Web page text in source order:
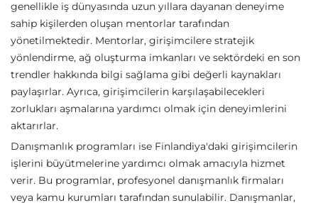
genellikle iş dünyasında uzun yıllara dayanan deneyime
sahip kişilerden oluşan mentorlar tarafından
yönetilmektedir. Mentorlar, girişimcilere stratejik
yönlendirme, ağ oluşturma imkanları ve sektördeki en son
trendler hakkında bilgi sağlama gibi değerli kaynakları
paylaşırlar. Ayrıca, girişimcilerin karşılaşabilecekleri
zorlukları aşmalarına yardımcı olmak için deneyimlerini
aktarırlar.
Danışmanlık programları ise Finlandiya'daki girişimcilerin
işlerini büyütmelerine yardımcı olmak amacıyla hizmet
verir. Bu programlar, profesyonel danışmanlık firmaları
veya kamu kurumları tarafından sunulabilir. Danışmanlar,